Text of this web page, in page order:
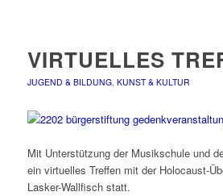
VIRTUELLES
JUGEND & BILDUNG, KUNST & KULTUR
Mit Unterstützung der Musikschule und
ein virtuelles Treffen mit der Holocaust-
Lasker-Wallfisch statt.